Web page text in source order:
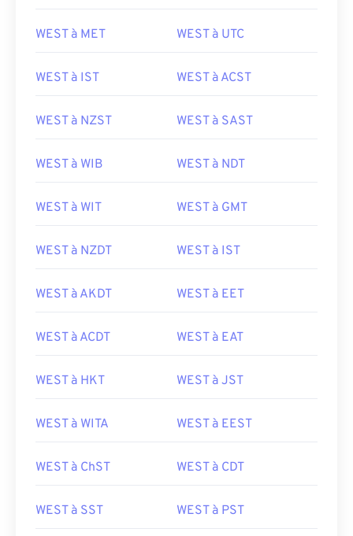
WEST à MET WEST à UTC
WEST à IST WEST à ACST
WEST à NZST WEST à SAST
WEST à WIB WEST à NDT
WEST à WIT WEST à GMT
WEST à NZDT WEST à IST
WEST à AKDT WEST à EET
WEST à ACDT WEST à EAT
WEST à HKT WEST à JST
WEST à WITA WEST à EEST
WEST à ChST WEST à CDT
WEST à SST WEST à PST